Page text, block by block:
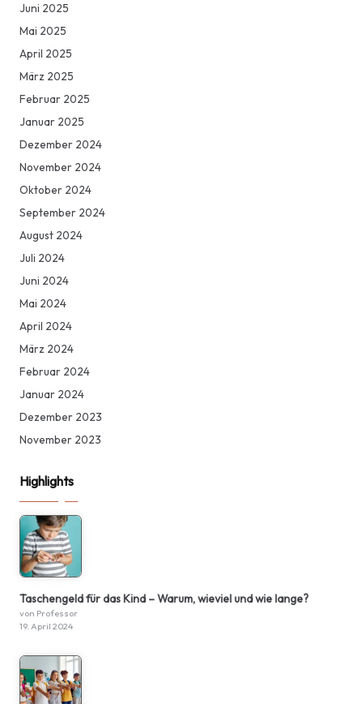
Juni 2025
Mai 2025
April 2025
März 2025
Februar 2025
Januar 2025
Dezember 2024
November 2024
Oktober 2024
September 2024
August 2024
Juli 2024
Juni 2024
Mai 2024
April 2024
März 2024
Februar 2024
Januar 2024
Dezember 2023
November 2023
Highlights
Taschengeld für das Kind – Warum, wieviel und wie lange?
von Professor
19. April 2024